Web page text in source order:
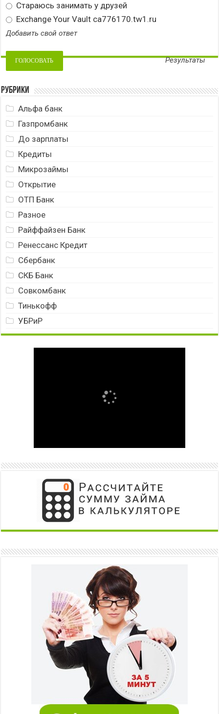
Стараюсь занимать у друзей
Exchange Your Vault ca776170.tw1.ru
Добавить свой ответ
Результаты
Рубрики
Альфа банк
Газпромбанк
До зарплаты
Кредиты
Микрозаймы
Открытие
ОТП Банк
Разное
Райффайзен Банк
Ренессанс Кредит
Сбербанк
СКБ Банк
Совкомбанк
Тинькофф
УБРиР